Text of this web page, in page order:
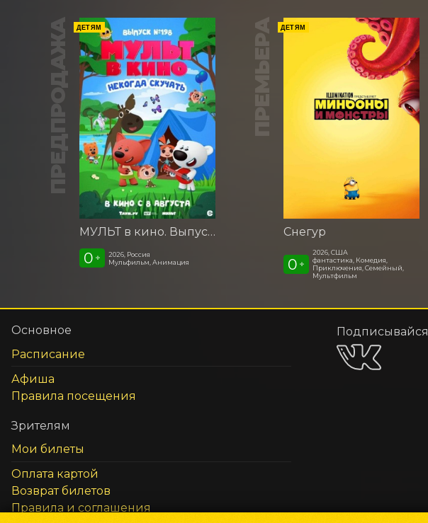
ПРЕДПРОДАЖА ДЕТЯМ
МУЛЬТ в кино. Выпуск №198. Некогда скучать
0 +
2026, Россия
Мульфильм, Анимация
ПРЕМЬЕРА ДЕТЯМ
Снегур
0 +
2026, США
фантастика, Комедия,
Приключения, Семейный,
Мультфильм
Основное
Расписание
Афиша
Правила посещения
Зрителям
Мои билеты
Оплата картой
Возврат билетов
Правила и соглашения
Подписывайся